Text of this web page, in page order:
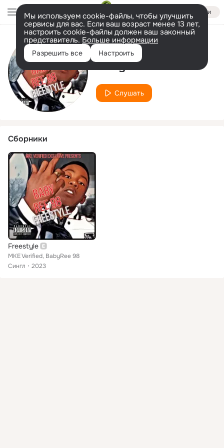
Войти
Мы используем cookie-файлы, чтобы улучшить
сервисы для вас. Если ваш возраст менее 13 лет,
настроить cookie-файлы должен ваш законный
представитель. Больше информации
Разрешить все Настроить
Исполнитель
BabyRee 98
Слушать
Сборники
Freestyle
MKE Verified, BabyRee 98
Сингл
2023